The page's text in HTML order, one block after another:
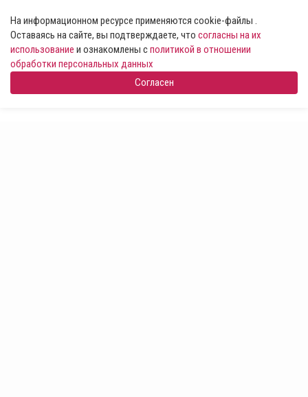
На информационном ресурсе применяются cookie-файлы .
Оставаясь на сайте, вы подтверждаете, что согласны на их
использование и ознакомлены сполитикой в отношении
обработки персональных данных
Согласен